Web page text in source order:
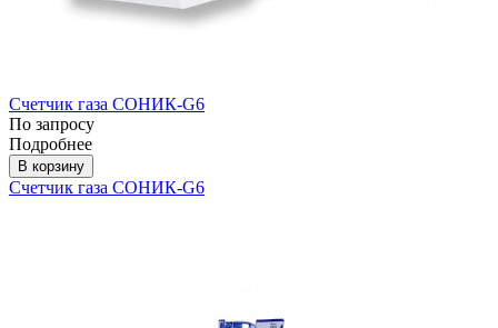
Счетчик газа СОНИК-G6
По запросу
Подробнее
В корзину
Счетчик газа СОНИК-G6